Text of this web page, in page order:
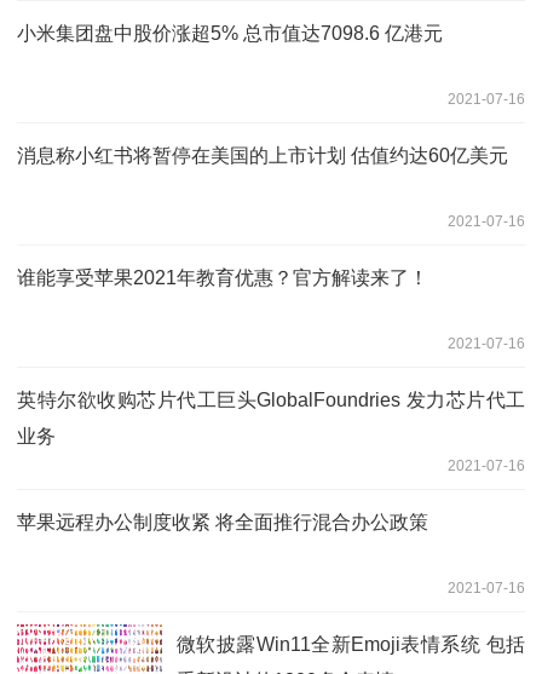
小米集团盘中股价涨超5% 总市值达7098.6 亿港元
2021-07-16
消息称小红书将暂停在美国的上市计划 估值约达60亿美元
2021-07-16
谁能享受苹果2021年教育优惠？官方解读来了！
2021-07-16
英特尔欲收购芯片代工巨头GlobalFoundries 发力芯片代工
业务
2021-07-16
苹果远程办公制度收紧 将全面推行混合办公政策
2021-07-16
微软披露Win11全新Emoji表情系统 包括